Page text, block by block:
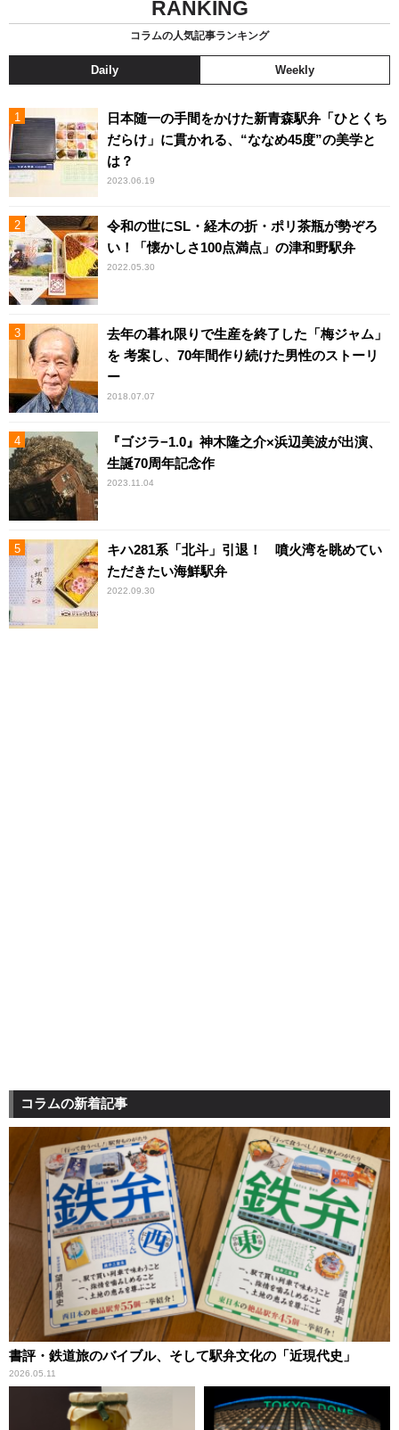
RANKING
コラムの人気記事ランキング
Daily Weekly
日本随一の手間をかけた新青森駅弁「ひとくち
だらけ」に貫かれる、“ななめ45度”の美学と
は？
2023.06.19
令和の世にSL・経木の折・ポリ茶瓶が勢ぞろ
い！「懐かしさ100点満点」の津和野駅弁
2022.05.30
去年の暮れ限りで生産を終了した「梅ジャム」
を 考案し、70年間作り続けた男性のストーリ
ー
2018.07.07
『ゴジラ−1.0』神木隆之介×浜辺美波が出演、
生誕70周年記念作
2023.11.04
キハ281系「北斗」引退！ 噴火湾を眺めてい
ただきたい海鮮駅弁
2022.09.30
コラムの新着記事
書評・鉄道旅のバイブル、そして駅弁文化の「近現代史」
2026.05.11